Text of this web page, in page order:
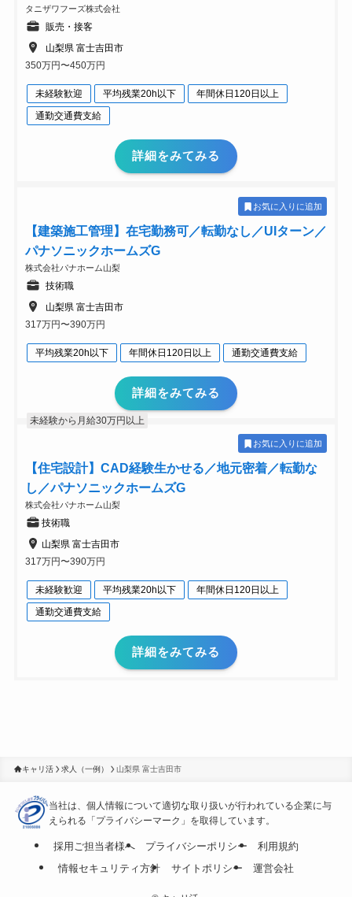
タニザワフーズ株式会社
販売・接客
山梨県 富士吉田市
350万円〜450万円
未経験歓迎 平均残業20h以下
年間休日120日以上
通勤交通費支給
詳細をみてみる
お気に入りに追加
【建築施工管理】在宅勤務可／転勤なし／UIターン／
パナソニックホームズG
株式会社パナホーム山梨
技術職
山梨県 富士吉田市
317万円〜390万円
平均残業20h以下 年間休日120日以上 通勤交通費支給
詳細をみてみる
未経験から月給30万円以上
お気に入りに追加
【住宅設計】CAD経験生かせる／地元密着／転勤な
し／パナソニックホームズG
株式会社パナホーム山梨
技術職
山梨県 富士吉田市
317万円〜390万円
未経験歓迎 平均残業20h以下
年間休日120日以上
通勤交通費支給
詳細をみてみる
キャリ活 求人（一例） 山梨県 富士吉田市
当社は、個人情報について適切な取り扱いが行われている企業に与
えられる「プライバシーマーク」を取得しています。
採用ご担当者様へ プライバシーポリシー
利用規約
情報セキュリティ方針
サイトポリシー 運営会社